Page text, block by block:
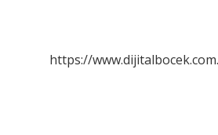
Olur
https://